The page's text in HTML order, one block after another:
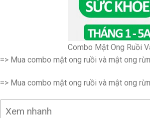
Combo Mật Ong Ruồi
=> Mua combo mật ong ruồi và mật ong
=> Mua combo mật ong ruồi và mật ong
Xem nhanh